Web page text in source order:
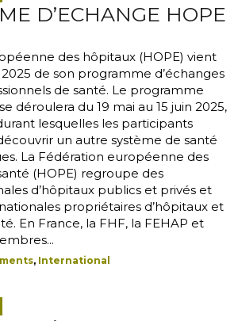
D’ECHANGE HOPE
des hôpitaux (HOPE) vient
de son programme d’échanges
de santé. Le programme
déroulera du 19 mai au 15 juin 2025,
lesquelles les participants
un autre système de santé
La Fédération européenne des
(HOPE) regroupe des
d’hôpitaux publics et privés et
propriétaires d’hôpitaux et
En France, la FHF, la FEHAP et
, International